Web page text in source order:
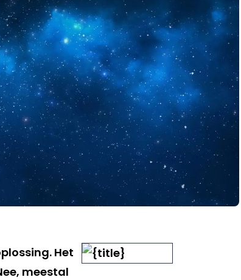
Het
meestal